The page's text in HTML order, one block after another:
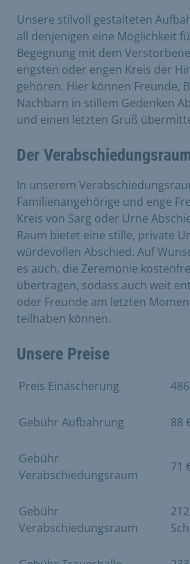
Unsere stilvoll gestalteten
all denjenigen eine Möglichkeit
Begegnung mit dem
engsten oder engen Kreis der
gehören. Hier können Freunde,
Nachbarn in stillem Gedenken
und einen letzten Gruß
Der
In unserem
Familienangehörige und enge
Kreis von Sarg oder Urne
Raum bietet eine stille, private
würdevollen Abschied. Auf
es auch, die Zeremonie
übertragen, sodass auch weit
oder Freunde am letzten
teilhaben können.
Unsere Preise
Preis Einäscherung
Gebühr Aufbahrung 88
Gebühr
Verabschiedungsraum
71
Gebühr
Verabschiedungsraum